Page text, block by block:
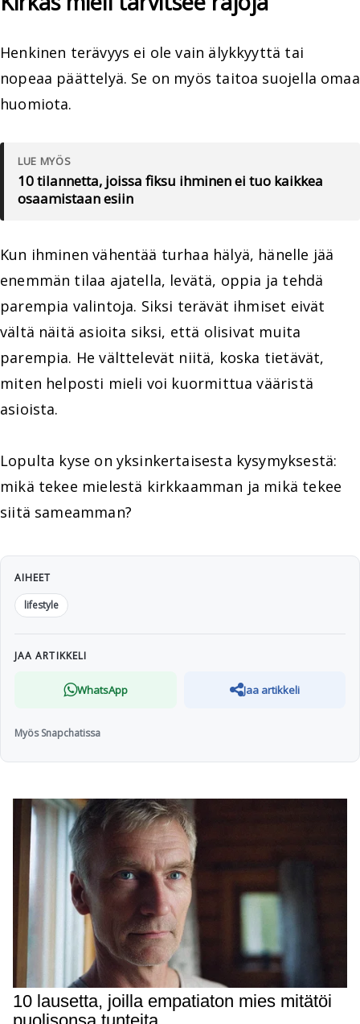
Henkinen terävyys ei ole vain älykkyyttä tai
nopeaa päättelyä. Se on myös taitoa suojella omaa
huomiota.
LUE MYÖS
10 tilannetta, joissa fiksu ihminen ei tuo kaikkea
osaamistaan esiin
Kun ihminen vähentää turhaa hälyä, hänelle jää
enemmän tilaa ajatella, levätä, oppia ja tehdä
parempia valintoja. Siksi terävät ihmiset eivät
vältä näitä asioita siksi, että olisivat muita
parempia. He välttelevät niitä, koska tietävät,
miten helposti mieli voi kuormittua vääristä
asioista.
Lopulta kyse on yksinkertaisesta kysymyksestä:
mikä tekee mielestä kirkkaamman ja mikä tekee
siitä sameamman?
AIHEET
lifestyle
JAA ARTIKKELI
WhatsApp Jaa artikkeli
Myös Snapchatissa